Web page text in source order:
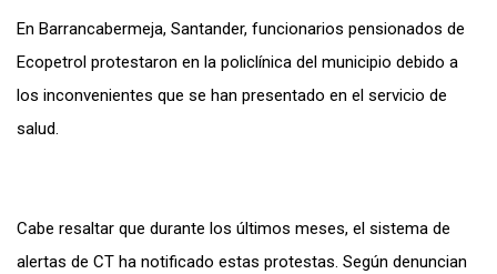
En Barrancabermeja, Santander, funcionarios pensionados de
Ecopetrol protestaron en la policlínica del municipio debido a
los inconvenientes que se han presentado en el servicio de
salud.
Cabe resaltar que durante los últimos meses, el sistema de
alertas de CT ha notificado estas protestas. Según denuncian